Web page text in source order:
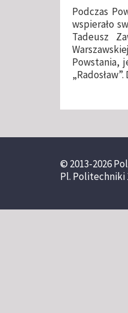
Podczas
wspierało
Tadeusz
Powstania,
© 2013-2026
Pl. Politechniki